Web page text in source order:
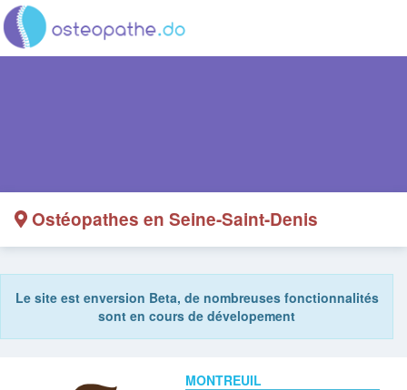
Ostéopathes en Seine-Saint-Denis
Le site est enversion Beta, de nombreuses fonctionnalités
sont en cours de dévelopement
MONTREUIL